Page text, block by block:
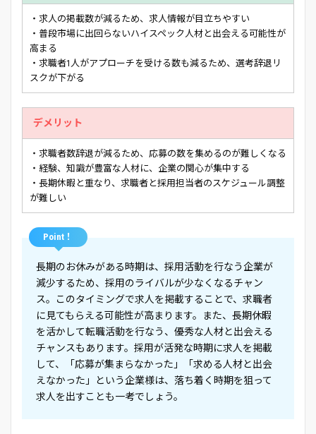
・求人の掲載数が減るため、求人情報が目立ちやすい
・普段市場に出回らないハイスペック人材と出会える可能性が
高まる
・求職者1人がアプローチを受ける数も減るため、選考辞退リ
スクが下がる
デメリット
・求職者数辞退が減るため、応募の数を集めるのが難しくなる
・経験、知識が豊富な人材に、企業の関心が集中する
・長期休暇と重なり、求職者と採用担当者のスケジュール調整
が難しい
Point！
長期のお休みがある時期は、採用活動を行なう企業が
減少するため、採用のライバルが少なくなるチャン
ス。このタイミングで求人を掲載することで、求職者
に見てもらえる可能性が高まります。また、長期休暇
を活かして転職活動を行なう、優秀な人材と出会える
チャンスもあります。採用が活発な時期に求人を掲載
して、「応募が集まらなかった」「求める人材と出会
えなかった」という企業様は、落ち着く時期を狙って
求人を出すことも一考でしょう。